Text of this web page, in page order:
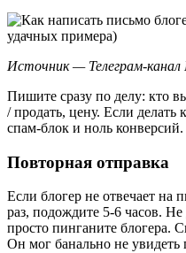
Источник — Телеграм-канал
Пишите сразу по делу: кто
/ продать, цену. Если
спам-блок и ноль конверсий.
Повторная отправка
Если блогер не отвечает на
раз, подождите 5-6 часов.
просто пинганите блогера.
Он мог банально не увидеть